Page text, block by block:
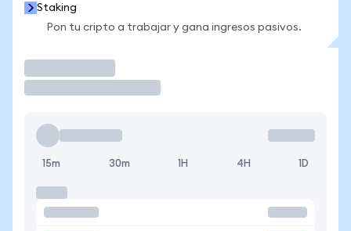
Staking
Pon tu cripto a trabajar y gana ingresos pasivos.
15m 30m 1H 4H 1D